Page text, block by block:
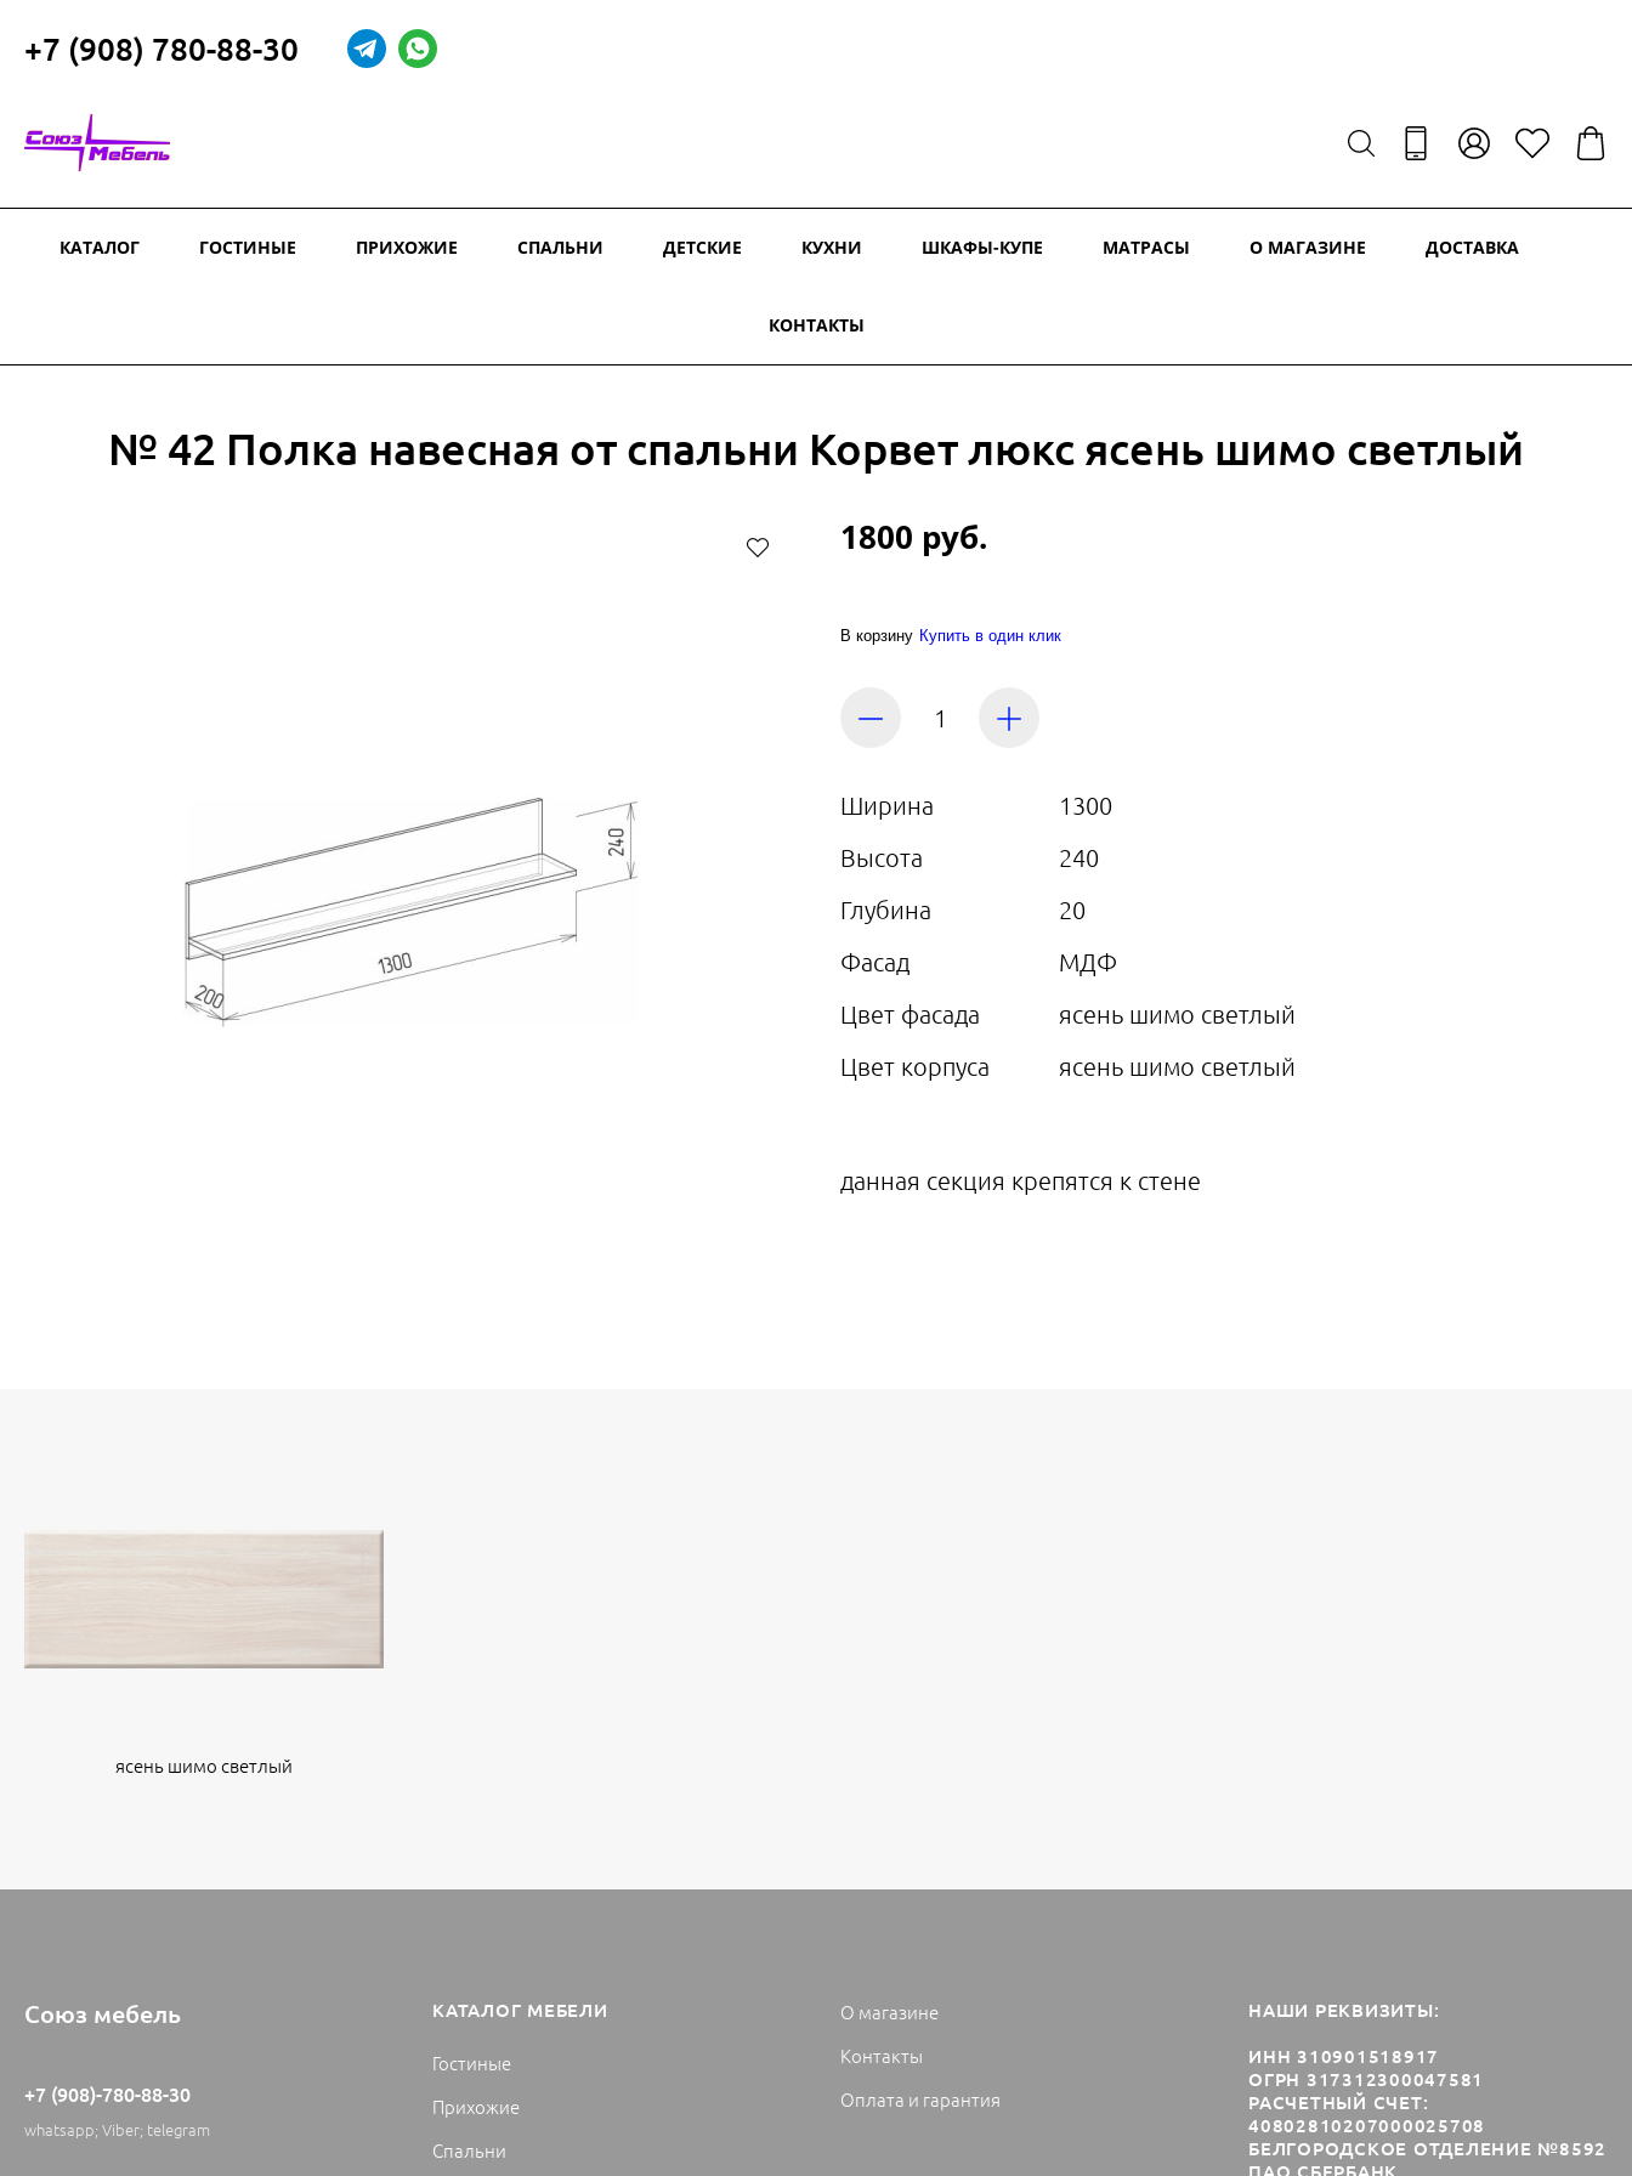
+7 (908) 780-88-30
КАТАЛОГ ГОСТИНЫЕ ПРИХОЖИЕ СПАЛЬНИ ДЕТСКИЕ КУХНИ ШКАФЫ-КУПЕ МАТРАСЫ О МАГАЗИНЕ ДОСТАВКА
КОНТАКТЫ
№ 42 Полка навесная от спальни Корвет люкс ясень шимо светлый
1800 руб.
В корзину Купить в один клик
Ширина
1300
Высота
240
Глубина
20
Фасад
МДФ
Цвет фасада
ясень шимо светлый
Цвет корпуса
ясень шимо светлый
данная секция крепятся к стене
ясень шимо светлый
Союз мебель
+7 (908)-780-88-30
whatsapp; Viber; telegram
КАТАЛОГ МЕБЕЛИ
Гостиные
Прихожие
Спальни
О магазине
Контакты
Оплата и гарантия
НАШИ РЕКВИЗИТЫ:
ИНН 310901518917
ОГРН 317312300047581
РАСЧЕТНЫЙ СЧЕТ:
40802810207000025708
БЕЛГОРОДСКОЕ ОТДЕЛЕНИЕ №8592
ПАО СБЕРБАНК